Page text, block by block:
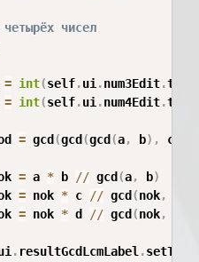
чисел
= int(self.ui .num3Edit.text
= int(self.ui .num4Edit.text
= gcd (gcd (gcd (a, b) , c
= a * b // gcd (a, b)
= nok * c // gcd (nok,
= nok * d // gcd (nok,
. resultGcdLcmLabel .setText